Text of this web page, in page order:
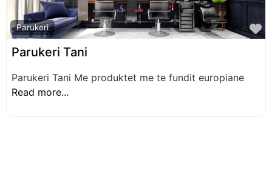
Parukeri
Parukeri Tani
Parukeri Tani Me produktet me te fundit europiane